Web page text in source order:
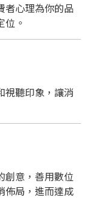
者心理為你的品
位。
視聽印象，讓消
創意，善用數位
佈局，進而達成